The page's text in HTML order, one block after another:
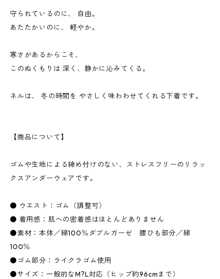
守られているのに、 自由。
あたたかいのに、 軽やか。
寒さがあるからこそ、
このぬくもりは 深く、静かに沁みてくる。
ネルは、 冬の時間を やさしく味わわせてくれる下着です。
【商品について】
ゴムや生地による締め付けのない、ストレスフリーのリラッ
クスアンダーウェアです。
● ウエスト：ゴム（調整可）
● 着用感：肌への密着感はほとんどありません
●素材：本体／綿100％ダブルガーゼ 腰ひも部分／綿
100％
●ゴム部分：ライクラゴム使用
●サイズ：一般的なM?L対応（ヒップ約96cmまで）